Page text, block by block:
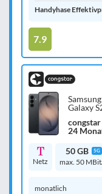
Handyhase
7.9
Samsung
Galaxy
24
Netz
50 GB 5G
max. 50
monatlich